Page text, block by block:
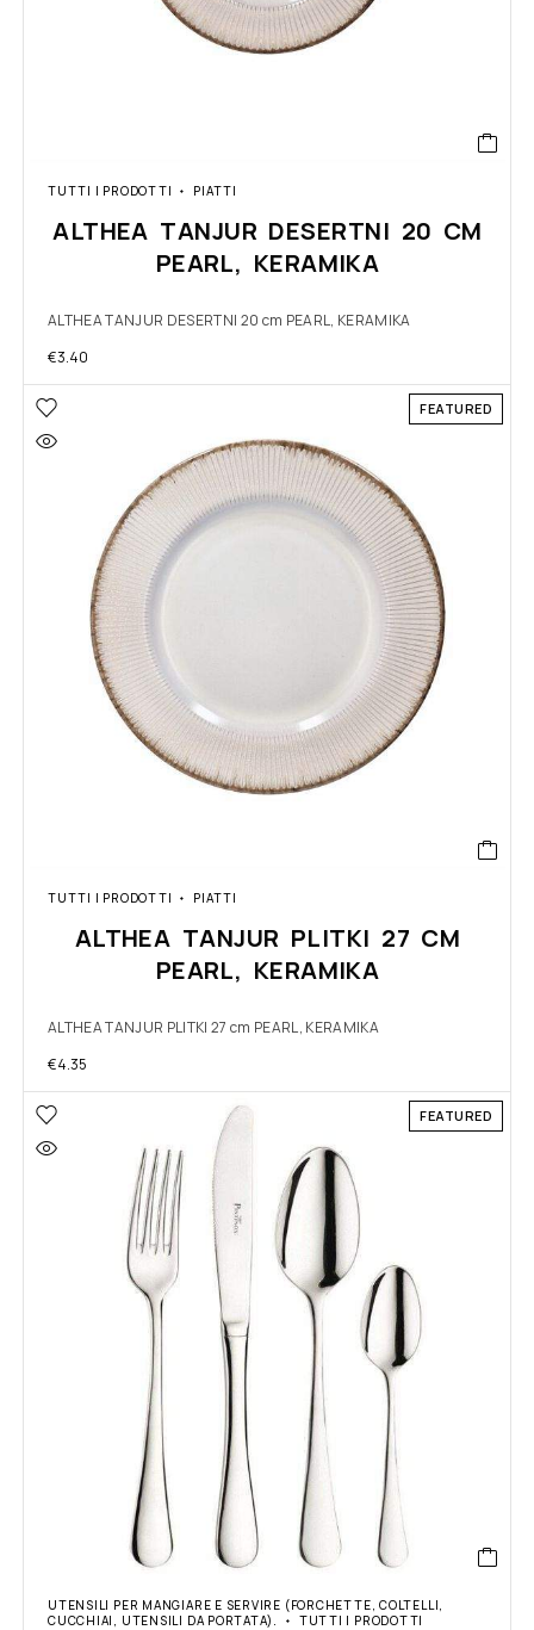
TUTTI I PRODOTTI PIATTI
ALTHEA TANJUR DESERTNI 20 CM
PEARL, KERAMIKA
ALTHEA TANJUR DESERTNI 20 cm PEARL, KERAMIKA
€3.40
FEATURED
TUTTI I PRODOTTI PIATTI
ALTHEA TANJUR PLITKI 27 CM
PEARL, KERAMIKA
ALTHEA TANJUR PLITKI 27 cm PEARL, KERAMIKA
€4.35
FEATURED
UTENSILI PER MANGIARE E SERVIRE (FORCHETTE, COLTELLI,
CUCCHIAI, UTENSILI DA PORTATA).
TUTTI I PRODOTTI